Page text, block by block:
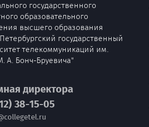
государственного
образовательного
высшего образования
государственный
телекоммуникаций им.
А. Бонч-Бруевича"
директора
38-15-05